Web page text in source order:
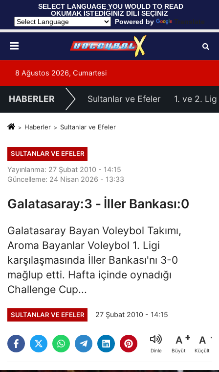
SELECT LANGUAGE YOU WOULD TO READ
OKUMAK İSTEDİĞİNİZ DİLİ SEÇİNİZ
Powered by
Translate
8 Ağustos 2026, Cumartesi
HABERLER Sultanlar ve Efeler 1. ve 2. Lig
Haberler Sultanlar ve Efeler
SULTANLAR VE EFELER
Yayınlanma: 27 Şubat 2010 - 14:15
Güncelleme: 24 Nisan 2026 - 13:33
Galatasaray:3 - İller Bankası:0
Galatasaray Bayan Voleybol Takımı,
Aroma Bayanlar Voleybol 1. Ligi
karşılaşmasında İller Bankası'nı 3-0
mağlup etti. Hafta içinde oynadığı
Challenge Cup...
SULTANLAR VE EFELER 27 Şubat 2010 - 14:15
Dinle
A
Büyüt
A
Küçült